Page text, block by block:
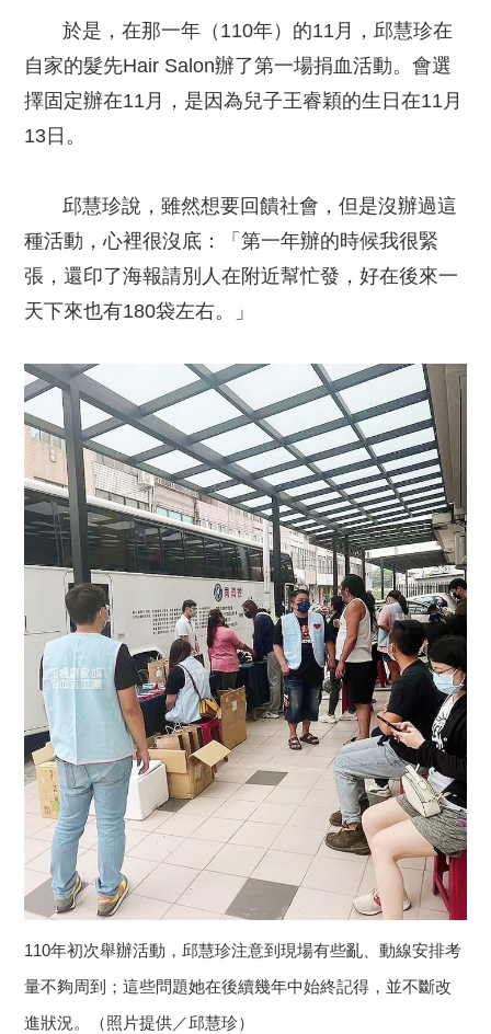
於是，在那一年（110年）的11月，邱慧珍在
自家的髮先Hair Salon辦了第一場捐血活動。會選
擇固定辦在11月，是因為兒子王睿穎的生日在11月
13日。
邱慧珍說，雖然想要回饋社會，但是沒辦過這
種活動，心裡很沒底：「第一年辦的時候我很緊
張，還印了海報請別人在附近幫忙發，好在後來一
天下來也有180袋左右。」
110年初次舉辦活動，邱慧珍注意到現場有些亂、動線安排考
量不夠周到；這些問題她在後續幾年中始終記得，並不斷改
進狀況。（照片提供／邱慧珍）